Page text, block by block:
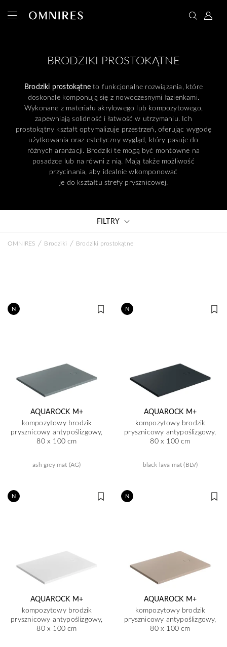
BRODZIKI PROSTOKĄTNE
Brodziki prostokątne to funkcjonalne rozwiązania, które
doskonale komponują się z nowoczesnymi łazienkami.
Wykonane z materiału akrylowego lub kompozytowego,
zapewniają solidność i łatwość w utrzymaniu. Ich
prostokątny kształt optymalizuje przestrzeń, oferując wygodę
użytkowania oraz estetyczny wygląd, który pasuje do
różnych aranżacji. Brodziki te mogą być montowne na
posadzce lub na równi z nią. Mają także możliwość
przycinania, aby idealnie wkomponować
je do kształtu strefy prysznicowej.
FILTRY
OMNIRES / Brodziki / Brodziki prostokątne
N
AQUAROCK M+
kompozytowy brodzik
prysznicowy antypoślizgowy,
80 x 100 cm
ash grey mat (AG)
N
AQUAROCK M+
kompozytowy brodzik
prysznicowy antypoślizgowy,
80 x 100 cm
black lava mat (BLV)
N
AQUAROCK M+
kompozytowy brodzik
prysznicowy antypoślizgowy,
80 x 100 cm
N
AQUAROCK M+
kompozytowy brodzik
prysznicowy antypoślizgowy,
80 x 100 cm